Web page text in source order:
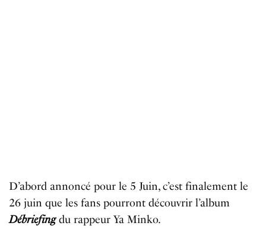
D’abord annoncé pour le 5 Juin, c’est finalement le
26 juin que les fans pourront découvrir l’album
Débriefingdu rappeur Ya Minko.